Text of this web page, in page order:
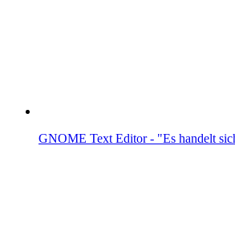
GNOME Text Editor - "Es handelt